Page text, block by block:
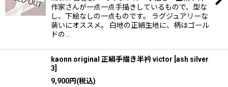
作家さんが一点一点手描きしているもので、型な
し、下絵なしの一点ものです。 ラグジュアリーな
装いにオススメ。 白地の正絹生地に、柄はゴール
ドの…
kaonn original 正絹手描き半衿 victor ash silver
3
9,900円(税込)